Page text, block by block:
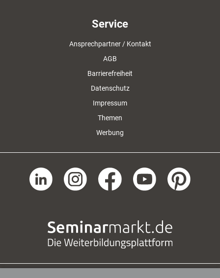
Service
Ansprechpartner / Kontakt
AGB
Barrierefreiheit
Datenschutz
Impressum
Themen
Werbung